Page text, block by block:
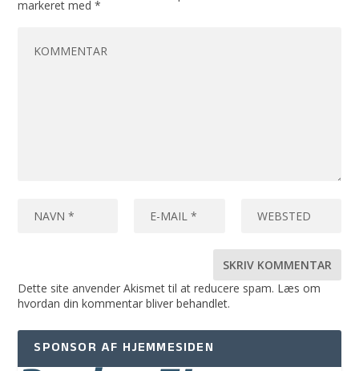
markeret med*
Dette site anvender Akismet til at reducere spam. Læs om
hvordan din kommentar bliver behandlet.
SPONSOR AF HJEMMESIDEN